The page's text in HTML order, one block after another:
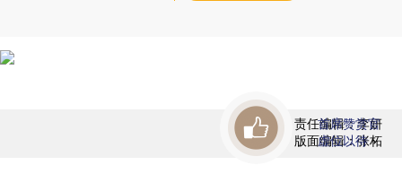
责任编辑：李妍
版面编辑：张柘
首席赞赏官
虚位以待